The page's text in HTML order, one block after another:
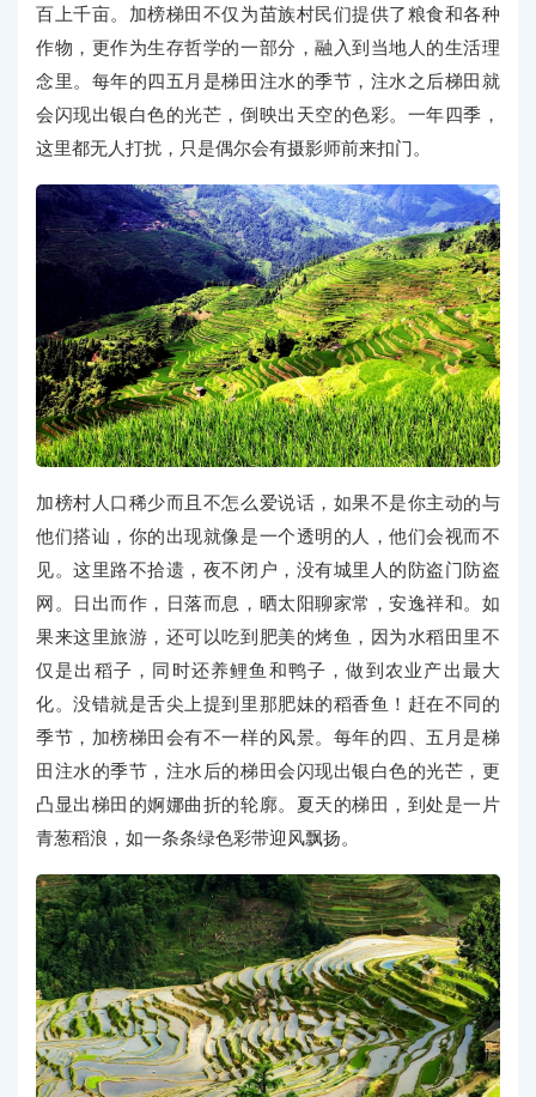
百上千亩。加榜梯田不仅为苗族村民们提供了粮食和各种
作物，更作为生存哲学的一部分，融入到当地人的生活理
念里。每年的四五月是梯田注水的季节，注水之后梯田就
会闪现出银白色的光芒，倒映出天空的色彩。一年四季，
这里都无人打扰，只是偶尔会有摄影师前来扣门。
加榜村人口稀少而且不怎么爱说话，如果不是你主动的与
他们搭讪，你的出现就像是一个透明的人，他们会视而不
见。这里路不拾遗，夜不闭户，没有城里人的防盗门防盗
网。日出而作，日落而息，晒太阳聊家常，安逸祥和。如
果来这里旅游，还可以吃到肥美的烤鱼，因为水稻田里不
仅是出稻子，同时还养鲤鱼和鸭子，做到农业产出最大
化。没错就是舌尖上提到里那肥妹的稻香鱼！赶在不同的
季节，加榜梯田会有不一样的风景。每年的四、五月是梯
田注水的季节，注水后的梯田会闪现出银白色的光芒，更
凸显出梯田的婀娜曲折的轮廓。夏天的梯田，到处是一片
青葱稻浪，如一条条绿色彩带迎风飘扬。